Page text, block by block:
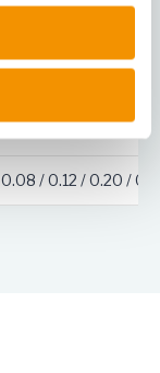
fra 250 ml til
365 mm.
tooth rotor / 24-
stainless
/ 0.12 / 0.20 /